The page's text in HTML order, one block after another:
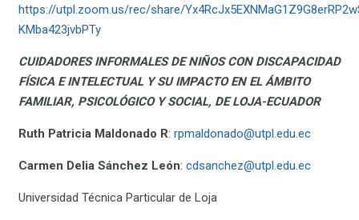
https://utpl.zoom.us/rec/share/
KMba423jvbPTy
CUIDADORES INFORMALES DE NIÑOS CON DISCAPACIDAD
FÍSICA E INTELECTUAL Y SU IMPACTO EN EL ÁMBITO
FAMILIAR, PSICOLÓGICO Y SOCIAL, DE LOJA-ECUADOR
Ruth Patricia Maldonado R: rpmaldonado@utpl.edu.ec
Carmen Delia Sánchez León: cdsanchez@utpl.edu.ec
Universidad Técnica Particular de Loja